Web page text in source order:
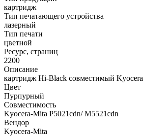
картридж
Тип печатающего устройства
лазерный
Тип печати
цветной
Ресурс, страниц
2200
Описание
картридж Hi-Black совместимый Kyocera
Цвет
Пурпурный
Совместимость
Kyocera-Mita P5021cdn/ M5521cdn
Вендор
Kyocera-Mita